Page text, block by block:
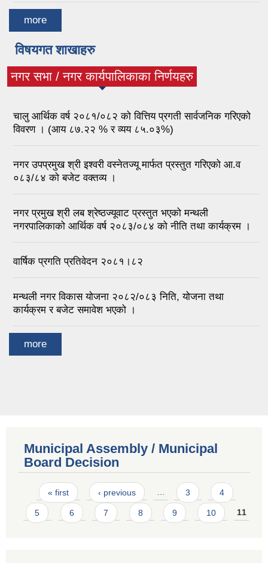
more
विषयगत शाखाहरु
नगर सभा / नगर कार्यपालिकाका निर्णयहरु
(active tab)
चालु आर्थिक वर्ष २०८१/०८२ को वित्तिय प्रगती सार्वजनिक गरिएको
विवरण । (आय ८७.२२ % र व्यय ८५.०३%)
नगर उपप्रमुख श्री इश्वरी वस्नेतज्यू मार्फत प्रस्तुत गरिएको आ.व
०८३/८४ को बजेट वक्तव्य ।
नगर प्रमुख श्री लब श्रेष्ठज्यूवाट प्रस्तुत भएको मन्थली
नगरपालिकाको आर्थिक वर्ष २०८३/०८४ को नीति तथा कार्यक्रम ।
वार्षिक प्रगति प्रतिवेदन २०८१।८२
मन्थली नगर विकास योजना २०८२/०८३ निति, योजना तथा
कार्यक्रम र बजेट समावेश भएको ।
more
Municipal Assembly / Municipal
Board Decision
Pages
« first ‹ previous … 3 4
5 6 7 8 9 10 11